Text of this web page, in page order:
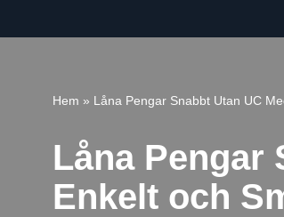
innehållHem » Låna Pengar Snabbt Utan UC
Låna Pengar
Enkelt och